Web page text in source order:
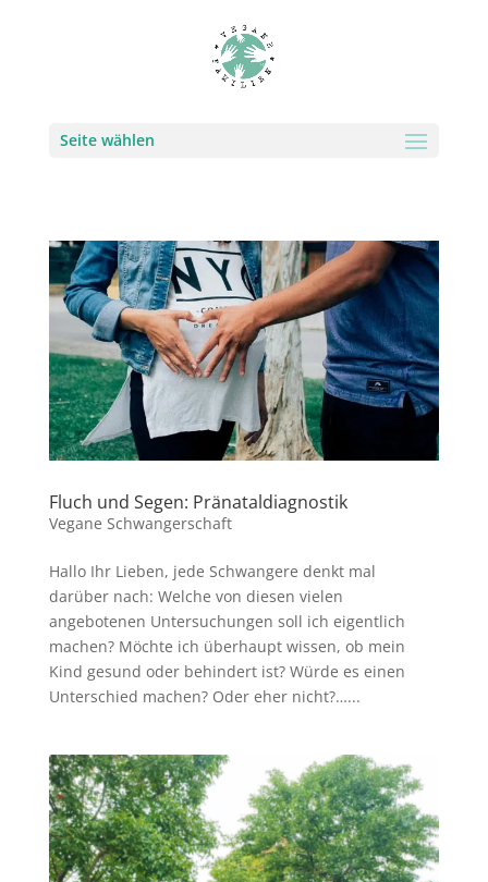
Seite wählen
Fluch und Segen: Pränataldiagnostik
Vegane Schwangerschaft
Hallo Ihr Lieben, jede Schwangere denkt mal
darüber nach: Welche von diesen vielen
angebotenen Untersuchungen soll ich eigentlich
machen? Möchte ich überhaupt wissen, ob mein
Kind gesund oder behindert ist? Würde es einen
Unterschied machen? Oder eher nicht?…...